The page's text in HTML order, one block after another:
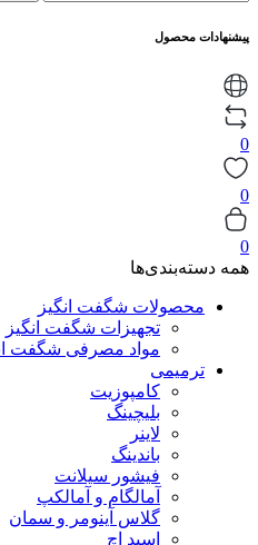
پیشنهادات محصول
0
0
0
همه دسته‌بندی‌ها
محصولات شگفت انگیز
تجهیزات شگفت انگیز
مواد مصرفی شگفت
ترمیمی
کامپوزیت
بلیچینگ
لاینر
باندینگ
فیشور سیلانت
آمالگام و آمالکپ
گلاس آینومر و سمان
اسید اچ